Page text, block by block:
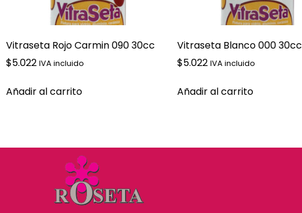
Vitraseta Rojo Carmin 090 30cc
$5.022 IVA incluido
Añadir al carrito
Vitraseta Blanco 000 30cc
$5.022 IVA incluido
Añadir al carrito